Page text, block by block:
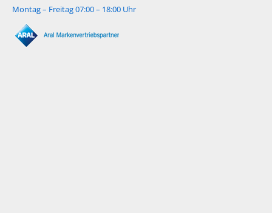
Montag – Freitag 07:00 – 18:00 Uhr